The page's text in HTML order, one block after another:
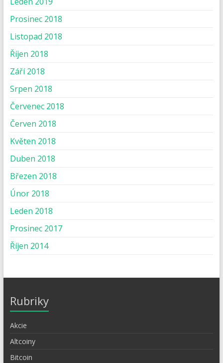
Prosinec 2018
Listopad 2018
Říjen 2018
Září 2018
Srpen 2018
Červenec 2018
Červen 2018
Květen 2018
Duben 2018
Březen 2018
Únor 2018
Leden 2018
Prosinec 2017
Říjen 2014
Rubriky
Akcie
Altcoiny
Bitcoin